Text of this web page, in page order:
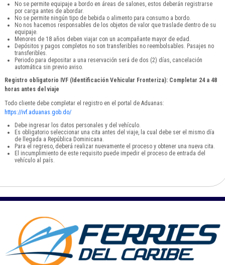
No se permite equipaje a bordo en áreas de salones, estos deberán registrarse
por carga antes de abordar.
No se permite ningún tipo de bebida o alimento para consumo a bordo.
No nos hacemos responsables de los objetos de valor que traslade dentro de su
equipaje.
Menores de 18 años deben viajar con un acompañante mayor de edad.
Depósitos y pagos completos no son transferibles no reembolsables. Pasajes no
transferibles.
Periodo para depositar a una reservación será de dos (2) días, cancelación
automática sin previo aviso.
Registro obligatorio IVF (Identificación Vehicular Fronteriza): Completar 24 a 48
horas antes del viaje
Todo cliente debe completar el registro en el portal de Aduanas:
https://ivf.aduanas.gob.do/
Debe ingresar los datos personales y del vehículo.
Es obligatorio seleccionar una cita antes del viaje, la cual debe ser el mismo día
de llegada a República Dominicana.
Para el regreso, deberá realizar nuevamente el proceso y obtener una nueva cita.
El incumplimiento de este requisito puede impedir el proceso de entrada del
vehículo al país.